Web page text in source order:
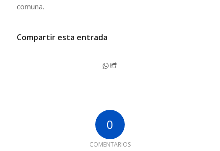
comuna.
Compartir esta entrada
0
COMENTARIOS